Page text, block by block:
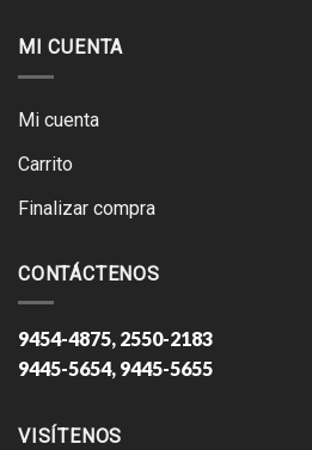
MI CUENTA
Mi cuenta
Carrito
Finalizar compra
CONTÁCTENOS
9454-4875, 2550-2183
9445-5654, 9445-5655
VISÍTENOS